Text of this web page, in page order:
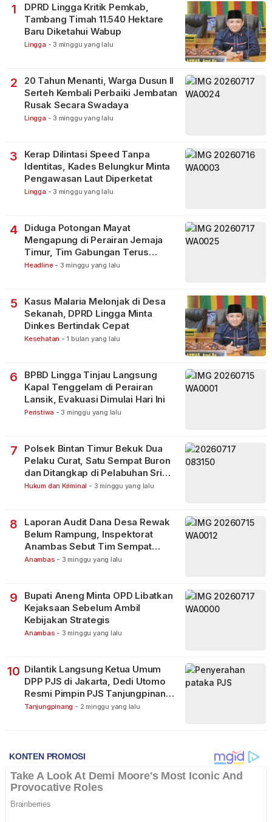
1
DPRD Lingga Kritik Pemkab,
Tambang Timah 11.540 Hektare
Baru Diketahui Wabup
Lingga - 3 minggu yang lalu
2
20 Tahun Menanti, Warga Dusun II
Serteh Kembali Perbaiki Jembatan
Rusak Secara Swadaya
Lingga - 3 minggu yang lalu
3
Kerap Dilintasi Speed Tanpa
Identitas, Kades Belungkur Minta
Pengawasan Laut Diperketat
Lingga - 3 minggu yang lalu
4
Diduga Potongan Mayat
Mengapung di Perairan Jemaja
Timur, Tim Gabungan Terus
Lakukan Pencarian
Headline - 3 minggu yang lalu
5
Kasus Malaria Melonjak di Desa
Sekanah, DPRD Lingga Minta
Dinkes Bertindak Cepat
Kesehatan - 1 bulan yang lalu
6
BPBD Lingga Tinjau Langsung
Kapal Tenggelam di Perairan
Lansik, Evakuasi Dimulai Hari Ini
Peristiwa - 3 minggu yang lalu
7
Polsek Bintan Timur Bekuk Dua
Pelaku Curat, Satu Sempat Buron
dan Ditangkap di Pelabuhan Sri
Bintan Pura
Hukum dan Kriminal - 3 minggu yang lalu
8
Laporan Audit Dana Desa Rewak
Belum Rampung, Inspektorat
Anambas Sebut Tim Sempat
Terbagi Tangani Kasus Lain
Anambas - 3 minggu yang lalu
9
Bupati Aneng Minta OPD Libatkan
Kejaksaan Sebelum Ambil
Kebijakan Strategis
Anambas - 3 minggu yang lalu
10 Dilantik Langsung Ketua Umum
DPP PJS di Jakarta, Dedi Utomo
Resmi Pimpin PJS Tanjungpinang-
Bintan
Tanjungpinang - 2 minggu yang lalu